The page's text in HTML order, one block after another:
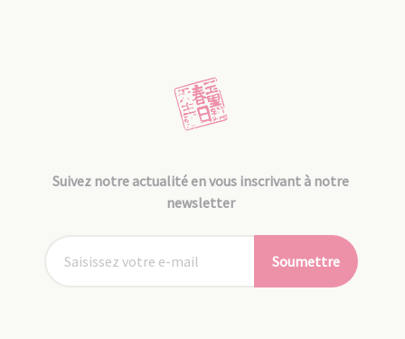
Suivez notre actualité en vous inscrivant à notre
newsletter
Soumettre